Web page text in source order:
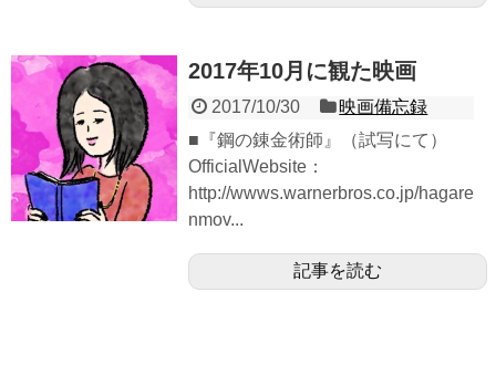
2017年10月に観た映画
2017/10/30
映画備忘録
■『鋼の錬金術師』（試写にて）
OfficialWebsite：
http://wwws.warnerbros.co.jp/hagare
nmov...
記事を読む